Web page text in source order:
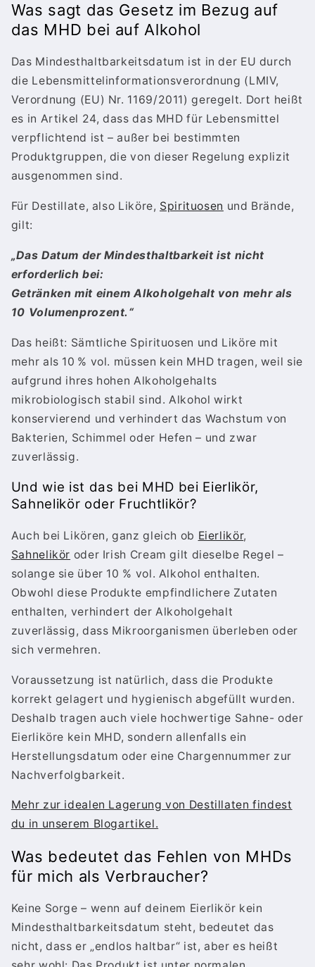
Was sagt das Gesetz im Bezug auf
das MHD bei auf Alkohol
Das Mindesthaltbarkeitsdatum ist in der EU durch
die Lebensmittelinformationsverordnung (LMIV,
Verordnung (EU) Nr. 1169/2011) geregelt. Dort heißt
es in Artikel 24, dass das MHD für Lebensmittel
verpflichtend ist – außer bei bestimmten
Produktgruppen, die von dieser Regelung explizit
ausgenommen sind.
Für Destillate, also Liköre, Spirituosen und Brände,
gilt:
„Das Datum der Mindesthaltbarkeit ist nicht
erforderlich bei:
Getränken mit einem Alkoholgehalt von mehr als
10 Volumenprozent.“
Das heißt: Sämtliche Spirituosen und Liköre mit
mehr als 10 % vol. müssen kein MHD tragen, weil sie
aufgrund ihres hohen Alkoholgehalts
mikrobiologisch stabil sind. Alkohol wirkt
konservierend und verhindert das Wachstum von
Bakterien, Schimmel oder Hefen – und zwar
zuverlässig.
Und wie ist das bei MHD bei Eierlikör,
Sahnelikör oder Fruchtlikör?
Auch bei Likören, ganz gleich ob Eierlikör,
Sahnelikör oder Irish Cream gilt dieselbe Regel –
solange sie über 10 % vol. Alkohol enthalten.
Obwohl diese Produkte empfindlichere Zutaten
enthalten, verhindert der Alkoholgehalt
zuverlässig, dass Mikroorganismen überleben oder
sich vermehren.
Voraussetzung ist natürlich, dass die Produkte
korrekt gelagert und hygienisch abgefüllt wurden.
Deshalb tragen auch viele hochwertige Sahne- oder
Eierliköre kein MHD, sondern allenfalls ein
Herstellungsdatum oder eine Chargennummer zur
Nachverfolgbarkeit.
Mehr zur idealen Lagerung von Destillaten findest
du in unserem Blogartikel.
Was bedeutet das Fehlen von MHDs
für mich als Verbraucher?
Keine Sorge – wenn auf deinem Eierlikör kein
Mindesthaltbarkeitsdatum steht, bedeutet das
nicht, dass er „endlos haltbar“ ist, aber es heißt